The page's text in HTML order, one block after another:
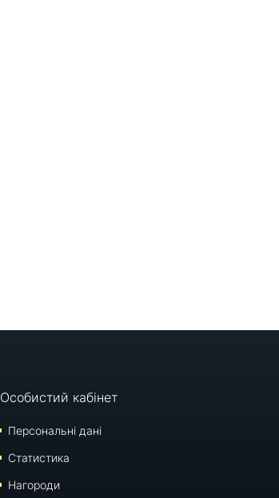
Особистий кабінет
Персональні дані
Статистика
Нагороди